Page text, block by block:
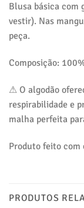
Blusa básica com
vestir). Nas
peça.
Composição:
⚠ O algodão
respirabilidade e
malha perfeita
Produto feito
PRODUTOS